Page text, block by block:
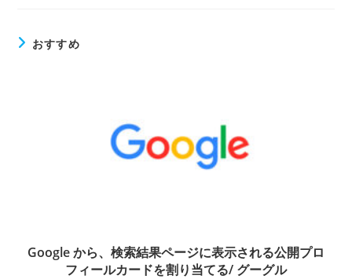
おすすめ
Google から、検索結果ページに表示される公開プロ
フィールカードを割り当てる/ グーグル